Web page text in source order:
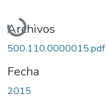
Cargando...
Archivos
500.110.0000015.pdf
Fecha
2015